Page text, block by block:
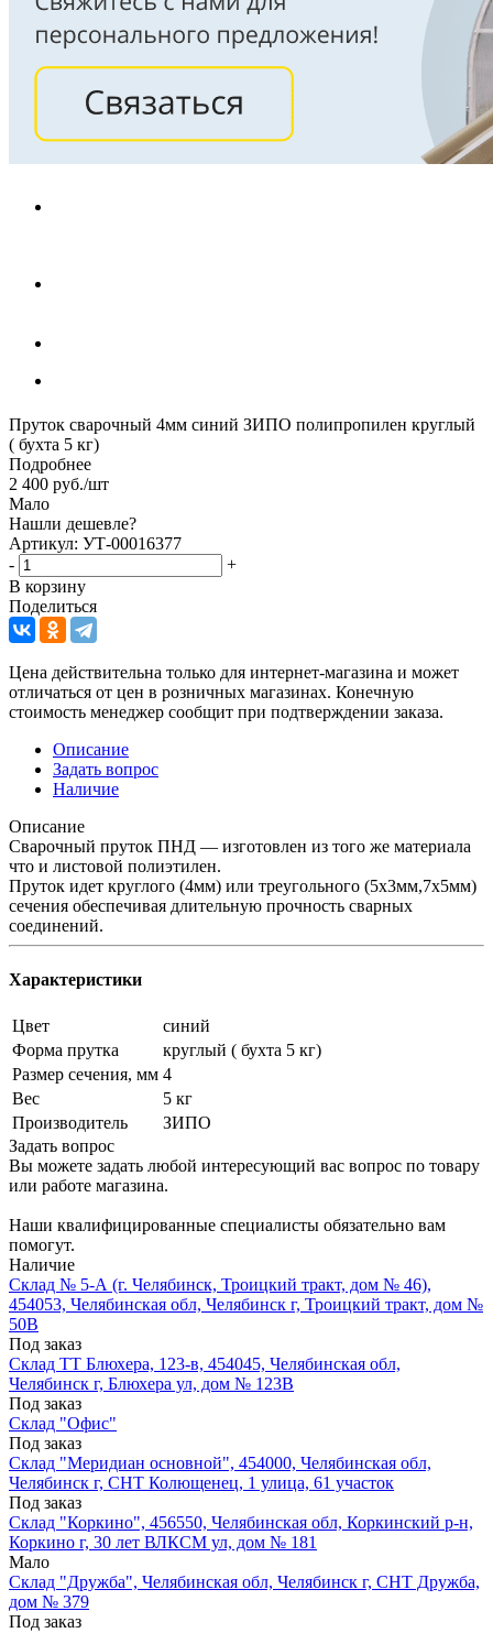
Пруток сварочный 4мм синий ЗИПО полипропилен круглый
( бухта 5 кг)
Подробнее
2 400 руб./шт
Мало
Нашли дешевле?
Артикул: УТ-00016377
-
+
В корзину
Поделиться
Цена действительна только для интернет-магазина и может
отличаться от цен в розничных магазинах. Конечную
стоимость менеджер сообщит при подтверждении заказа.
Описание
Задать вопрос
Наличие
Описание
Сварочный пруток ПНД — изготовлен из того же материала
что и листовой полиэтилен.
Пруток идет круглого (4мм) или треугольного (5х3мм,7х5мм)
сечения обеспечивая длительную прочность сварных
соединений.
Характеристики
Цвет
синий
Форма прутка
круглый ( бухта 5 кг)
Размер сечения, мм 4
Вес
5 кг
Производитель
ЗИПО
Задать вопрос
Вы можете задать любой интересующий вас вопрос по товару
или работе магазина.
Наши квалифицированные специалисты обязательно вам
помогут.
Наличие
Склад № 5-А (г. Челябинск, Троицкий тракт, дом № 46),
454053, Челябинская обл, Челябинск г, Троицкий тракт, дом №
50В
Под заказ
Склад ТТ Блюхера, 123-в, 454045, Челябинская обл,
Челябинск г, Блюхера ул, дом № 123В
Под заказ
Склад "Офис"
Под заказ
Склад "Меридиан основной", 454000, Челябинская обл,
Челябинск г, СНТ Колющенец, 1 улица, 61 участок
Под заказ
Склад "Коркино", 456550, Челябинская обл, Коркинский р-н,
Коркино г, 30 лет ВЛКСМ ул, дом № 181
Мало
Склад "Дружба", Челябинская обл, Челябинск г, СНТ Дружба,
дом № 379
Под заказ